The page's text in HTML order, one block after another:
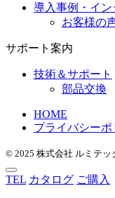
導入事例・イン
お客様の
サポート案内
技術＆サポート
部品交換
HOME
プライバシーポ
© 2025 株式会社 ルミテッ
TEL カタログ ご購入